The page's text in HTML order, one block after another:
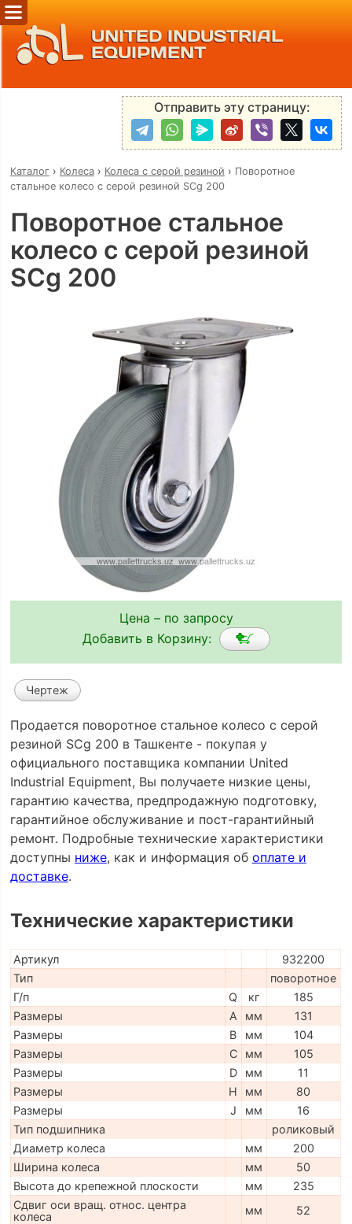
UNITED INDUSTRIAL
EQUIPMENT
Отправить эту страницу:
Каталог› Колеса› Колеса с серой резиной › Поворотное
стальное колесо с серой резиной SCg 200
Поворотное стальное
колесо с серой резиной
SCg 200
Цена – по запросу
Добавить в Корзину:
Чертеж
Продается поворотное стальное колесо с серой
резиной SCg 200 в Ташкенте - покупая у
официального поставщика компании United
Industrial Equipment, Вы получаете низкие цены,
гарантию качества, предпродажную подготовку,
гарантийное обслуживание и пост-гарантийный
ремонт. Подробные технические характеристики
доступны ниже, как и информация об оплате и
доставке.
Технические характеристики
Артикул
932200
Тип
поворотное
Г/п
Q кг
185
Размеры
A мм
131
Размеры
B мм
104
Размеры
C мм
105
Размеры
D мм
11
Размеры
H мм
80
Размеры
J мм
16
Тип подшипника
роликовый
Диаметр колеса
мм
200
Ширина колеса
мм
50
Высота до крепежной плоскости
мм
235
Сдвиг оси вращ. относ. центра
колеса
мм
52